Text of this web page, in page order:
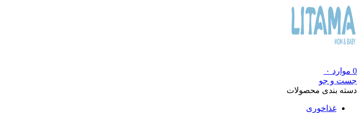
0 موارد ۰
جست و جو
دسته بندی محصولات
غذاخوری